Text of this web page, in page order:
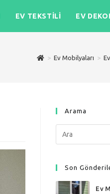
EV TEKSTILI EV
> Ev Mobilyaları >
Arama
this
Son
Ev